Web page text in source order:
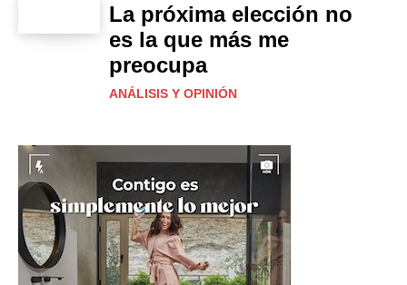
La próxima elección no
es la que más me
preocupa
ANÁLISIS Y OPINIÓN